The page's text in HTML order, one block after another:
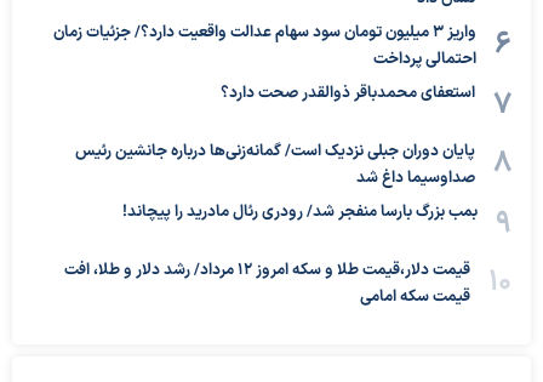
واریز ۳ میلیون تومان سود سهام عدالت واقعیت دارد؟/ جزئیات زمان
احتمالی پرداخت
استعفای محمدباقر ذوالقدر صحت دارد؟
پایان دوران جبلی نزدیک است/ گمانه‌زنی‌ها درباره جانشین رئیس
صداوسیما داغ شد
بمب بزرگ بارسا منفجر شد/ رودری رئال مادرید را پیچاند!
قیمت دلار،قیمت طلا و سکه امروز ۱۲ مرداد/ رشد دلار و طلا، افت
قیمت سکه امامی